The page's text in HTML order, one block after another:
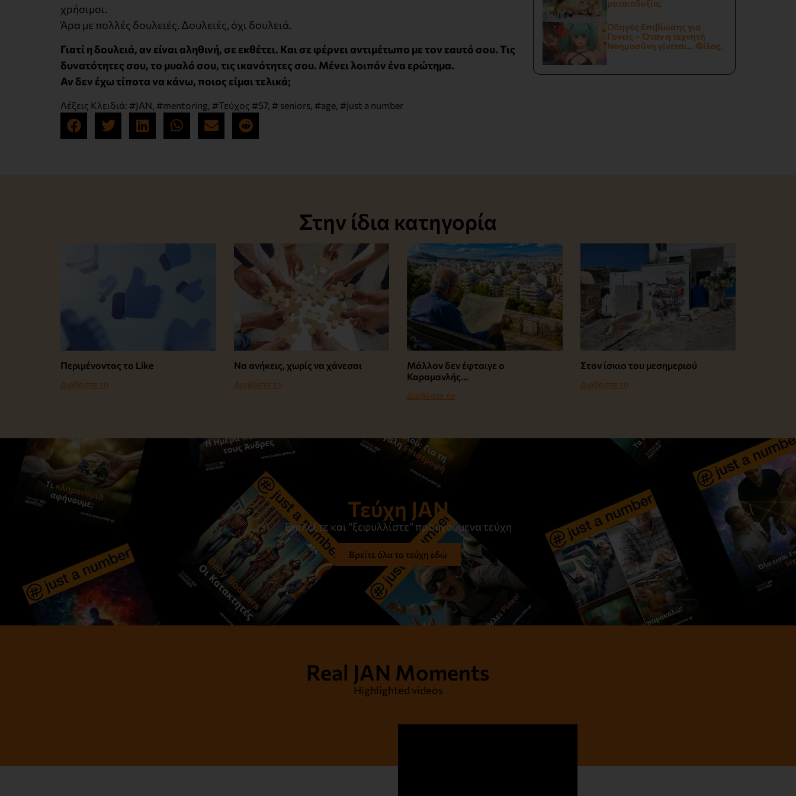
χρήσιμοι.
Άρα με πολλές δουλειές. Δουλειές, όχι δουλειά.
Γιατί η δουλειά, αν είναι αληθινή, σε εκθέτει. Και σε φέρνει αντιμέτωπο με τον εαυτό σου. Τις
δυνατότητες σου, το μυαλό σου, τις ικανότητες σου. Μένει λοιπόν ένα ερώτημα.
Αν δεν έχω τίποτα να κάνω, ποιος είμαι τελικά;
Λέξεις Κλειδιά: #JAN #mentoring #Τεύχος #57, # seniors #age #just a number
ματαιοδοξία;
Οδηγός Επιβίωσης για
Γονείς – Όταν η τεχνητή
Νοημοσύνη γίνεται… Φίλος.
Στην ίδια κατηγορία
Περιμένοντας το Like
Διαβάστε το
Να ανήκεις, χωρίς να χάνεσαι
Διαβάστε το
Μάλλον δεν έφταιγε ο
Καραμανλής…
Διαβάστε το
Στον ίσκιο του μεσημεριού
Διαβάστε το
Τεύχη JAN
Επιλέξτε και “ξεφυλλίστε” προηγούμενα τεύχη
Βρείτε όλα τα τεύχη εδώ
Real JAN Moments
Highlighted videos